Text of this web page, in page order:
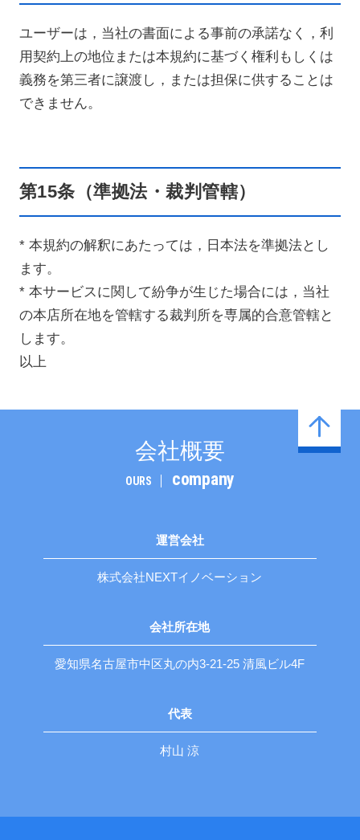
ユーザーは，当社の書面による事前の承諾なく，利
用契約上の地位または本規約に基づく権利もしくは
義務を第三者に譲渡し，または担保に供することは
できません。
第15条（準拠法・裁判管轄）
* 本規約の解釈にあたっては，日本法を準拠法とし
ます。
* 本サービスに関して紛争が生じた場合には，当社
の本店所在地を管轄する裁判所を専属的合意管轄と
します。
以上
会社概要
OURS company
運営会社
株式会社NEXTイノベーション
会社所在地
愛知県名古屋市中区丸の内3-21-25 清風ビル4F
代表
村山 涼